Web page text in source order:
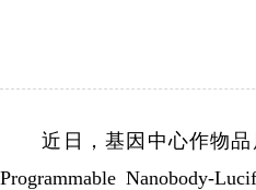
近日，基因中心作物品质
Programmable Nanobody-